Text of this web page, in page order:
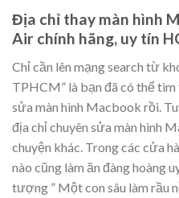
Địa chỉ thay màn hình
Air chính hãng, uy tín
Chỉ cần lên mạng search từ
TPHCM” là bạn đã có thể
sửa màn hình Macbook rồi.
địa chỉ chuyên sửa màn hình
chuyện khác. Trong các cửa
nào cũng làm ăn đàng hoàng
tượng ” Một con sâu làm rầu